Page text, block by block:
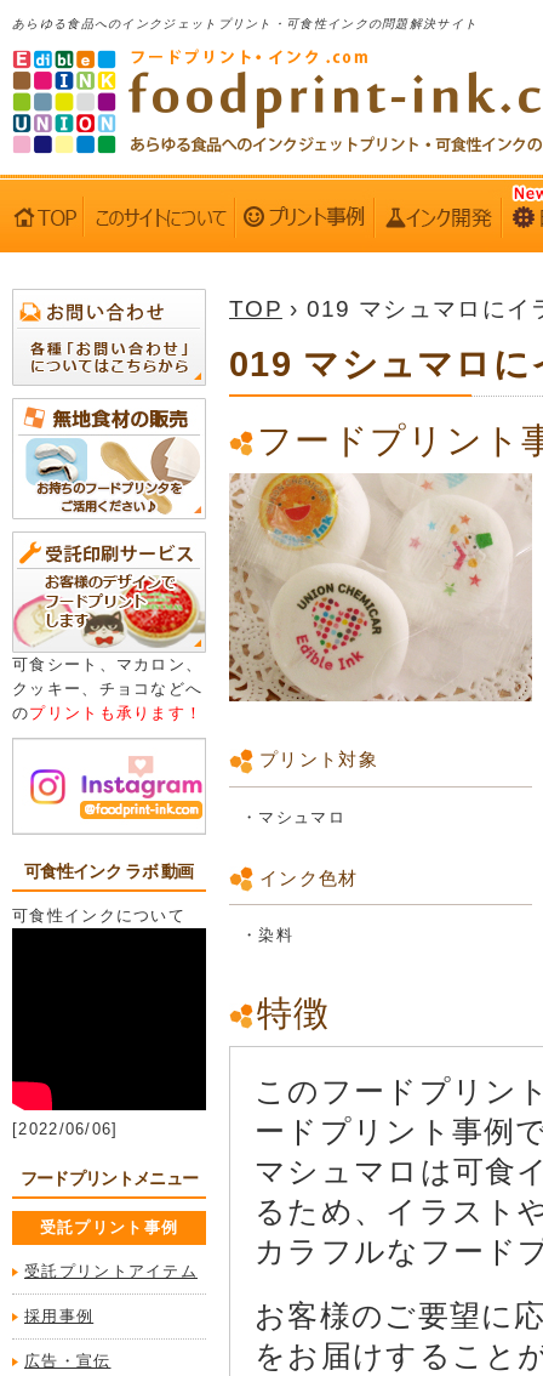
あらゆる食品へのインクジェットプリント・可食性インクの問題解決サイト
可食シート、マカロン、
クッキー、チョコなどへ
のプリントも承ります！
可食性インク ラボ 動画
可食性インクについて
[2022/06/06]
フードプリントメニュー
受託プリント事例
受託プリントアイテム
採用事例
広告・宣伝
TOP › 019 マシュマロにイ
019 マシュマロに
フードプリント
プリント対象
・マシュマロ
インク色材
・染料
特徴
このフードプリン
ードプリント事例
マシュマロは可食
るため、イラスト
カラフルなフード
お客様のご要望に
をお届けすること